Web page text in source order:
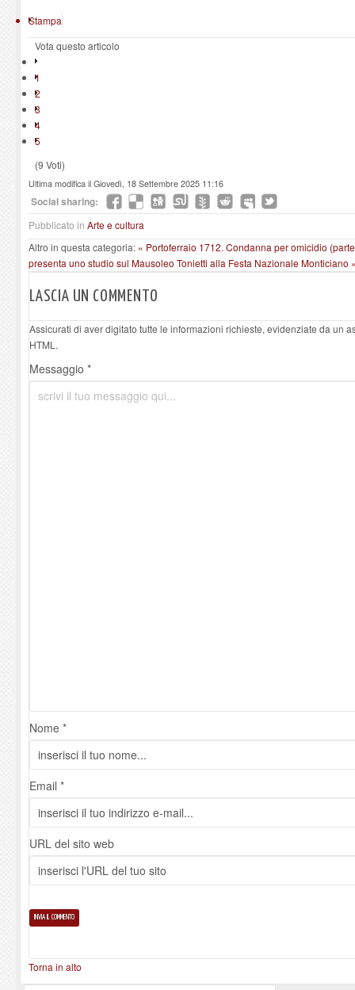
Stampa
Vota questo articolo
1
2
3
4
5
(9 Voti)
Ultima modifica il Giovedì, 18 Settembre 2025 11:16
Social sharing:
Pubblicato in Arte e cultura
Altro in questa categoria: « Portoferraio 1712. Condanna per omicidio
presenta uno studio sul Mausoleo Tonietti alla Festa Nazionale Monticiano
LASCIA UN COMMENTO
Assicurati di aver digitato tutte le informazioni richieste, evidenziate da un
HTML.
Messaggio *
Nome *
Email *
URL del sito web
Torna in alto